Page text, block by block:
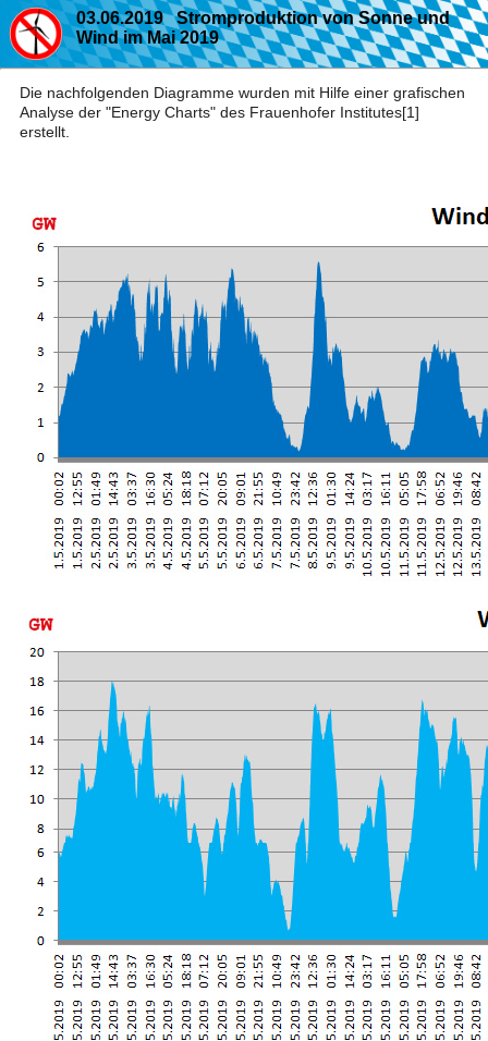
03.06.2019 Stromproduktion von Sonne und
Wind im Mai 2019
Die nachfolgenden Diagramme wurden mit Hilfe einer grafischen
Analyse der "Energy Charts" des Frauenhofer Institutes[1]
erstellt.